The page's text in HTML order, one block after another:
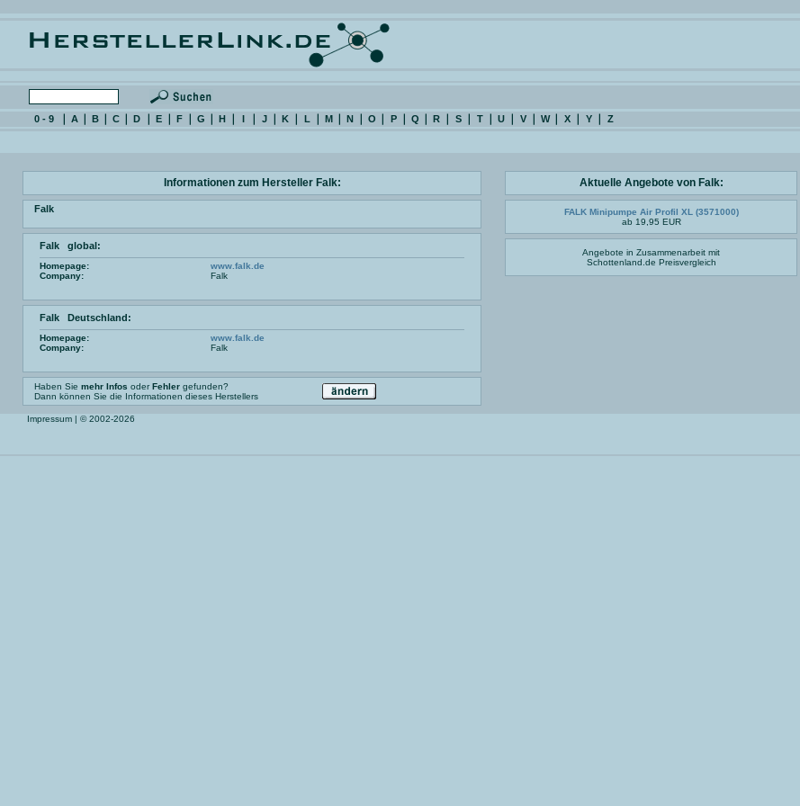
0 - 9 A B C D E F G H I J K L M N O P Q R S T U V W X Y Z
Informationen zum Hersteller Falk:
Falk
Falk global:
Homepage:
www.falk.de
Company:
Falk
Falk Deutschland:
Homepage:
www.falk.de
Company:
Falk
Haben Sie mehr Infos oderFehler gefunden?
Dann können Sie die Informationen dieses Herstellers
Aktuelle Angebote von Falk:
FALK Minipumpe Air Profil XL (3571000)
ab 19,95 EUR
Angebote in Zusammenarbeit mit
Schottenland.de Preisvergleich
Impressum | © 2002-2026